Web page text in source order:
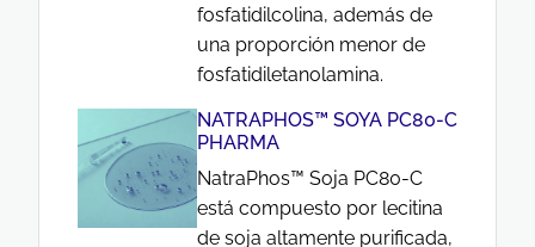
fosfatidilcolina, además de
una proporción menor de
fosfatidiletanolamina.
NATRAPHOS™ SOYA PC80-C
PHARMA
NatraPhos™ Soja PC80-C
está compuesto por lecitina
de soja altamente purificada,